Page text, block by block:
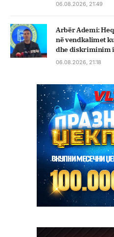
06.08.2026, 21:49
Arbër Ademi:
në vendkalimet
dhe diskriminim
06.08.2026, 21:18